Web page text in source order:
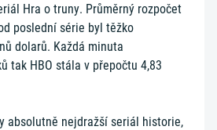
Hra o truny. Průměrný rozpočet
poslední série byl těžko
dolarů. Každá minuta
tak HBO stála v přepočtu 4,83
absolutně nejdražší seriál historie,